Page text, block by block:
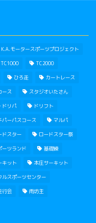
K.A.モータースポーツプロジェクト
TC1000 TC2000
ひろ走 カートレース
ース スタジオいたさん
ドリパ ドリフト
パーパスコース マルパ
ドスター ロードスター祭
ーツランド 基礎練
キット 本庄サーキット
ルスポーツセンター
行会 雨坊主